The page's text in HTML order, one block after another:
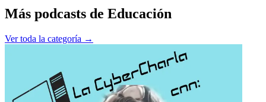
Más podcasts de Educación
Ver toda la categoría →